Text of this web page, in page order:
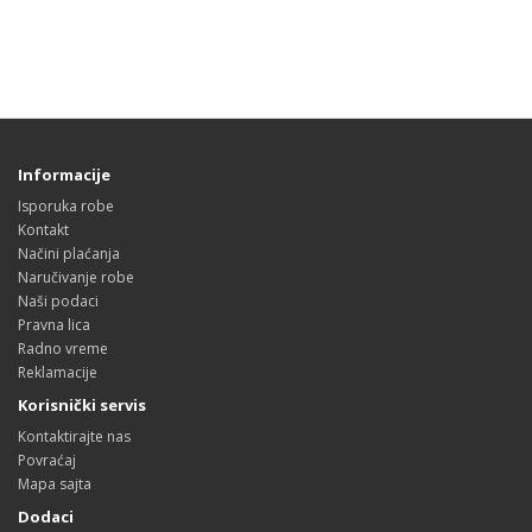
Informacije
Isporuka robe
Kontakt
Načini plaćanja
Naručivanje robe
Naši podaci
Pravna lica
Radno vreme
Reklamacije
Korisnički servis
Kontaktirajte nas
Povraćaj
Mapa sajta
Dodaci